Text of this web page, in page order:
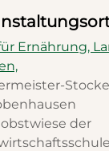
Ernährung,
der